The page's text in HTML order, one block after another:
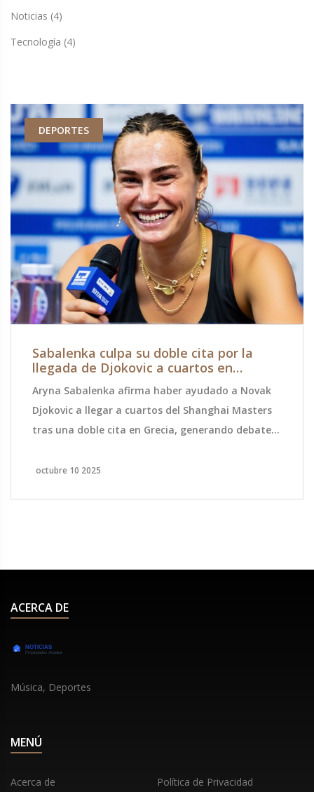
Noticias (4)
Tecnología (4)
DEPORTES
Sabalenka culpa su doble cita por la
llegada de Djokovic a cuartos en
Aryna Sabalenka afirma haber ayudado a Novak
Djokovic a llegar a cuartos del Shanghai Masters
tras una doble cita en Grecia, generando debate
octubre 10 2025
ACERCA DE
Música, Deportes
MENÚ
Acerca de Política de Privacidad